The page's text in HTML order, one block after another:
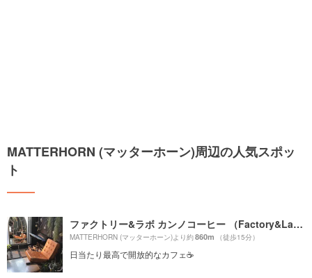
MATTERHORN (マッターホーン)周辺の人気スポッ
ト
ファクトリー&ラボ カンノコーヒー （Factory&Labo 神乃珈琲）
MATTERHORN (マッターホーン)より約860m （徒歩15分）
日当たり最高で開放的なカフェ☕️